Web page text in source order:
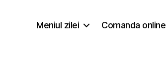
Meniul zilei Comanda online